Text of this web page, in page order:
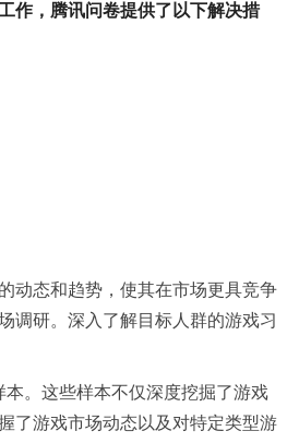
作，腾讯问卷提供了以下解决措
动态和趋势，使其在市场更具竞争
调研。深入了解目标人群的游戏习
。这些样本不仅深度挖掘了游戏
了游戏市场动态以及对特定类型游